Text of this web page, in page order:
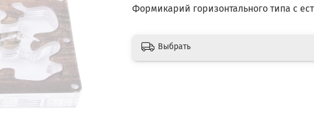
Формикарий горизонтального типа с
Выбрать